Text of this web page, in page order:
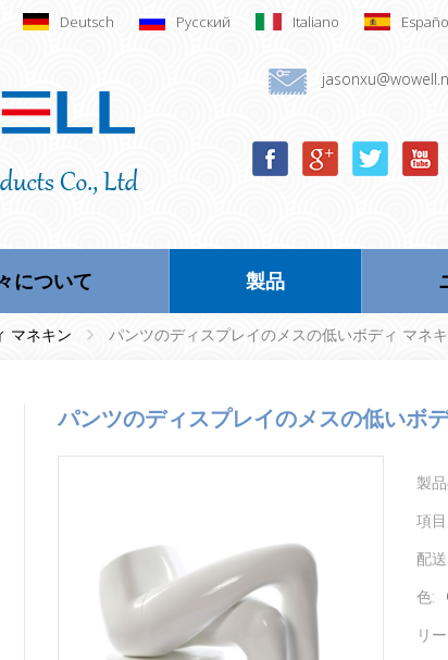
Deutsch Русский Italiano
について 製品
マネキン パンツのディスプレイのメスの低いボディ マネキ
パンツのディスプレイのメスの低いボ
製
項
配
色:
リ